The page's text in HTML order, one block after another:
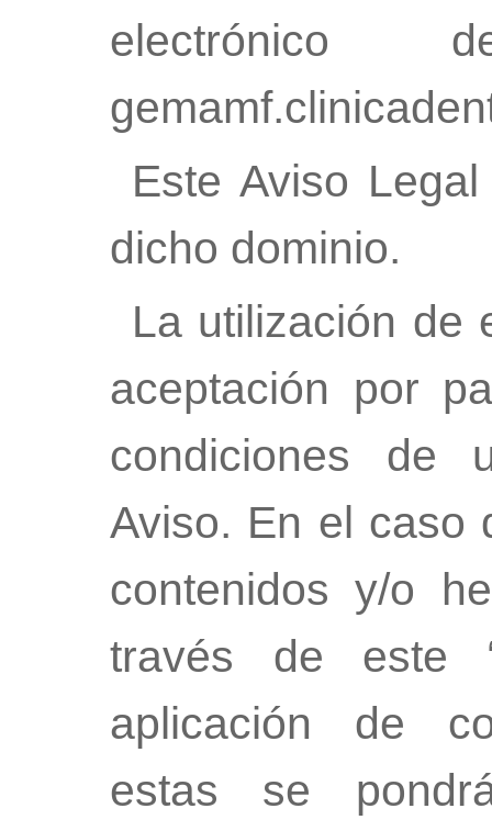
electrónico
Este Aviso
dicho dominio.
La utilización de
aceptación por
condiciones de
Aviso. En el caso
contenidos y/o
través de este
aplicación de
estas se